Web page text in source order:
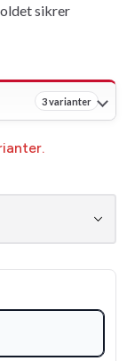
sikrer
3 varianter